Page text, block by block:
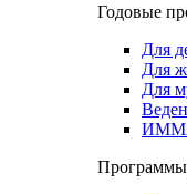
Годовые
Для
Для
Для
Программы